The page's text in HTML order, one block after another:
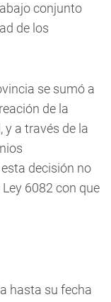
conjunto
de los
se sumó a
de la
y a través de la
decisión no
6082 con que
hasta su fecha